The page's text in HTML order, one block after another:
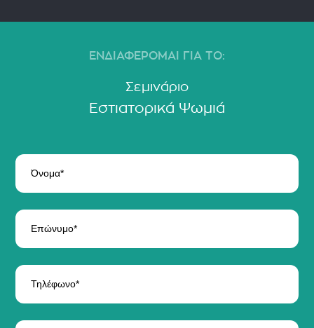
ΕΝΔΙΑΦΕΡΟΜΑΙ ΓΙΑ ΤΟ:
Σεμινάριο